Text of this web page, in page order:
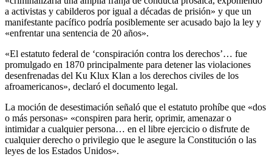
a activistas y cabilderos por igual a décadas de prisión» y que un
manifestante pacífico podría posiblemente ser acusado bajo la ley y
«enfrentar una sentencia de 20 años».
«El estatuto federal de ‘conspiración contra los derechos’… fue
promulgado en 1870 principalmente para detener las violaciones
desenfrenadas del Ku Klux Klan a los derechos civiles de los
afroamericanos», declaró el documento legal.
La moción de desestimación señaló que el estatuto prohíbe que «dos
o más personas» «conspiren para herir, oprimir, amenazar o
intimidar a cualquier persona… en el libre ejercicio o disfrute de
cualquier derecho o privilegio que le asegure la Constitución o las
leyes de los Estados Unidos».